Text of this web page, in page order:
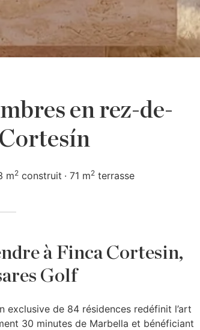
en rez-de-
m2 construit 71 m2 terrasse
à Finca Cortesin,
Golf
de 84 résidences redéfinit l’art
30 minutes de Marbella et bénéficiant